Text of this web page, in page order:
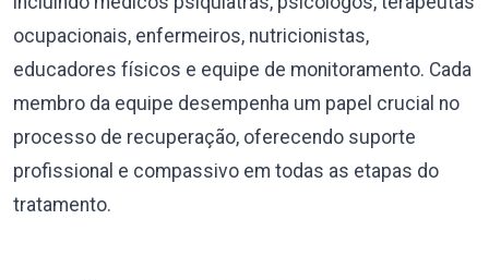
ocupacionais, enfermeiros, nutricionistas,
educadores físicos e equipe de monitoramento. Cada
membro da equipe desempenha um papel crucial no
processo de recuperação, oferecendo suporte
profissional e compassivo em todas as etapas do
tratamento.